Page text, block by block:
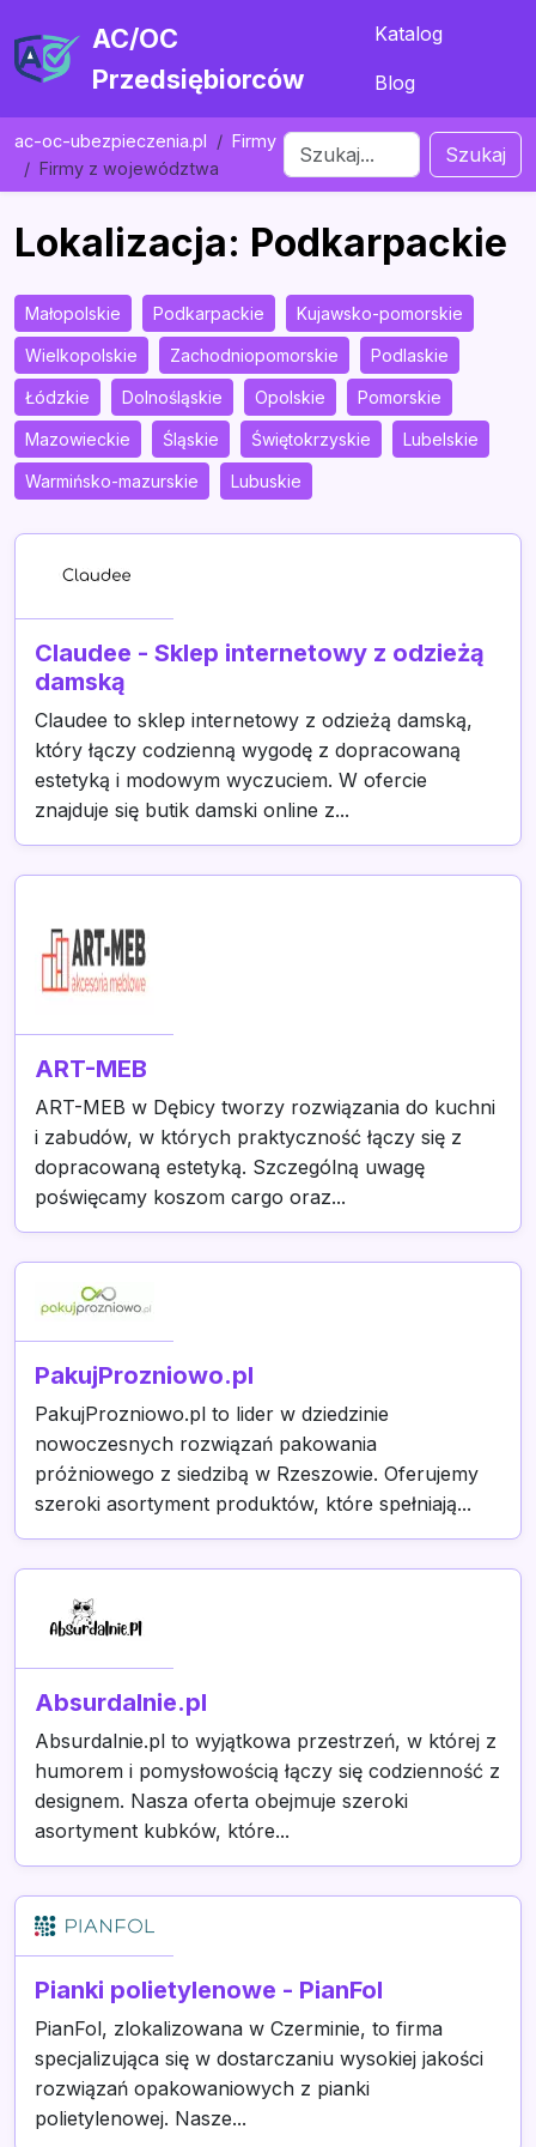
AC/OC
Przedsiębiorców
Katalog
Blog
ac-oc-ubezpieczenia.pl
Firmy
Firmy z województwa
Szukaj
Lokalizacja: Podkarpackie
Małopolskie Podkarpackie Kujawsko-pomorskie
Wielkopolskie Zachodniopomorskie Podlaskie
Łódzkie Dolnośląskie Opolskie Pomorskie
Mazowieckie Śląskie Świętokrzyskie Lubelskie
Warmińsko-mazurskie Lubuskie
Claudee - Sklep internetowy z odzieżą
damską
Claudee to sklep internetowy z odzieżą damską,
który łączy codzienną wygodę z dopracowaną
estetyką i modowym wyczuciem. W ofercie
znajduje się butik damski online z...
ART-MEB
ART-MEB w Dębicy tworzy rozwiązania do kuchni
i zabudów, w których praktyczność łączy się z
dopracowaną estetyką. Szczególną uwagę
poświęcamy koszom cargo oraz...
PakujProzniowo.pl
PakujProzniowo.pl to lider w dziedzinie
nowoczesnych rozwiązań pakowania
próżniowego z siedzibą w Rzeszowie. Oferujemy
szeroki asortyment produktów, które spełniają...
Absurdalnie.pl
Absurdalnie.pl to wyjątkowa przestrzeń, w której z
humorem i pomysłowością łączy się codzienność z
designem. Nasza oferta obejmuje szeroki
asortyment kubków, które...
Pianki polietylenowe - PianFol
PianFol, zlokalizowana w Czerminie, to firma
specjalizująca się w dostarczaniu wysokiej jakości
rozwiązań opakowaniowych z pianki
polietylenowej. Nasze...